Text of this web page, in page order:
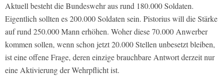
Aktuell besteht die Bundeswehr aus rund 180.000 Soldaten.
Eigentlich sollten es 200.000 Soldaten sein. Pistorius will die Stärke
auf rund 250.000 Mann erhöhen. Woher diese 70.000 Anwerber
kommen sollen, wenn schon jetzt 20.000 Stellen unbesetzt bleiben,
ist eine offene Frage, deren einzige brauchbare Antwort derzeit nur
eine Aktivierung der Wehrpflicht ist.